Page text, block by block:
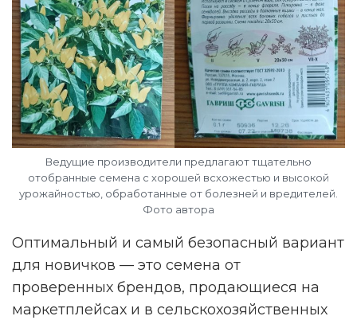
Ведущие производители предлагают тщательно
отобранные семена с хорошей всхожестью и высокой
урожайностью, обработанные от болезней и вредителей.
Фото автора
Оптимальный и самый безопасный вариант
для новичков — это семена от
проверенных брендов, продающиеся на
маркетплейсах и в сельскохозяйственных